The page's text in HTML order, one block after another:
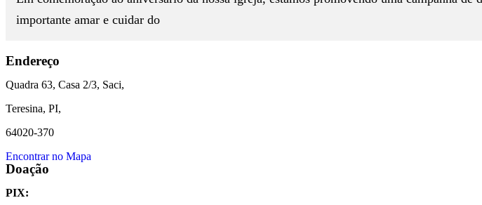
importante amar e cuidar do
Endereço
Quadra 63, Casa 2/3, Saci,
Teresina, PI,
64020-370
Encontrar no Mapa
Doação
PIX: